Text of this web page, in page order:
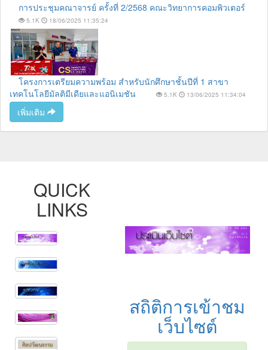
การประชุมคณาจารย์ ครั้งที่ 2/2568 คณะวิทยาการคอมพิวเตอร์
5.1K 18/06/2025 11:35:24
โครงการเตรียมความพร้อม สำหรับนักศึกษาชั้นปีที่ 1 สาขา
เทคโนโลยีมัลติมีเดียและแอนิเมชัน
5.1K 13/06/2025 11:34:04
เพิ่มเติม
QUICK
LINKS
สถิติการเข้าชม
เว็บไซต์